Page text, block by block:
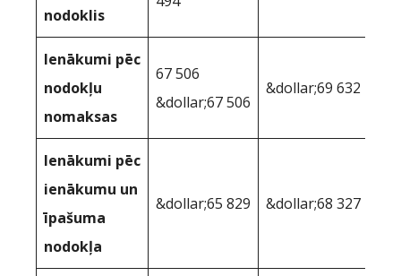
nodoklis
Ienākumi pēc
nodokļu
nomaksas
67 506
&dollar;67 506
&dollar;69 632
Ienākumi pēc
ienākumu un
īpašuma
nodokļa
&dollar;65 829 &dollar;68 327